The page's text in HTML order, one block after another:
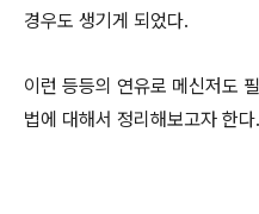
경우도 생기게 되었다.
이런 등등의 연유로 메신저도
법에 대해서 정리해보고자 한다.